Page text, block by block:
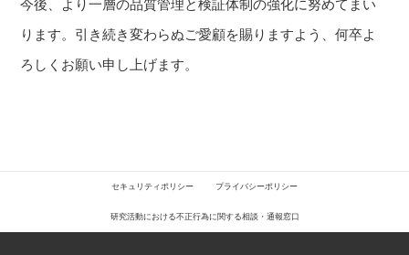
今後、より一層の品質管理と検証体制の強化に努めてまい
ります。引き続き変わらぬご愛顧を賜りますよう、何卒よ
ろしくお願い申し上げます。
セキュリティポリシー プライバシーポリシー
研究活動における不正行為に関する相談・通報窓口